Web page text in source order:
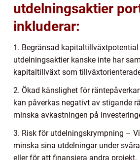
utdelningsaktier
inkluderar:
1. Begränsad
utdelningsaktier kanske inte har
kapitaltillväxt som
2. Ökad känslighet för
kan påverkas negativt av stigande
minska avkastningen på
3. Risk för utdelningskrympning –
minska sina utdelningar under
eller för att finansiera andra projekt.